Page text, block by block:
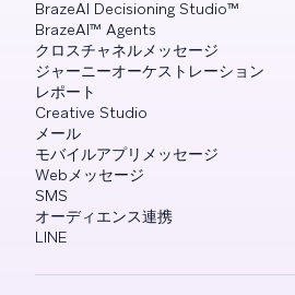
BrazeAI Decisioning Studio™
BrazeAI™ Agents
クロスチャネルメッセージ
ジャーニーオーケストレーション
レポート
Creative Studio
メール
モバイルアプリメッセージ
Webメッセージ
SMS
オーディエンス連携
LINE